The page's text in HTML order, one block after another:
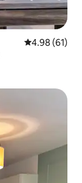
レビュー61
4.98 (61)